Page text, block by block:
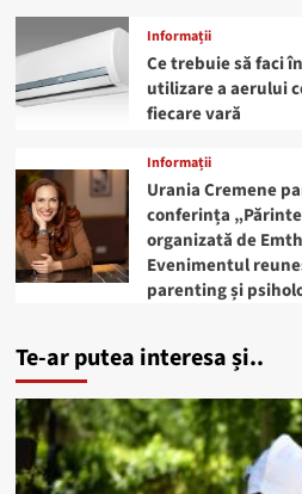
Informații
Ce trebuie să faci
utilizare a aerului
fiecare vară
Informații
Urania Cremene
conferința
organizată de
Evenimentul
parenting și
Te-ar putea interesa și..